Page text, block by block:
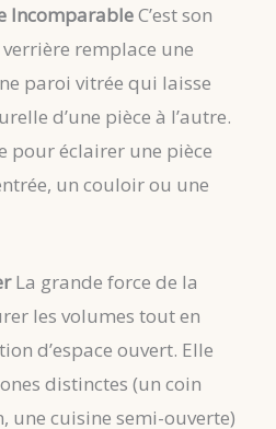
IncomparableC’est son
remplace une
paroi vitrée qui laisse
d’une pièce à l’autre.
pour éclairer une pièce
un couloir ou une
La grande force de la
les volumes tout en
d’espace ouvert. Elle
distinctes (un coin
une cuisine semi-ouverte)